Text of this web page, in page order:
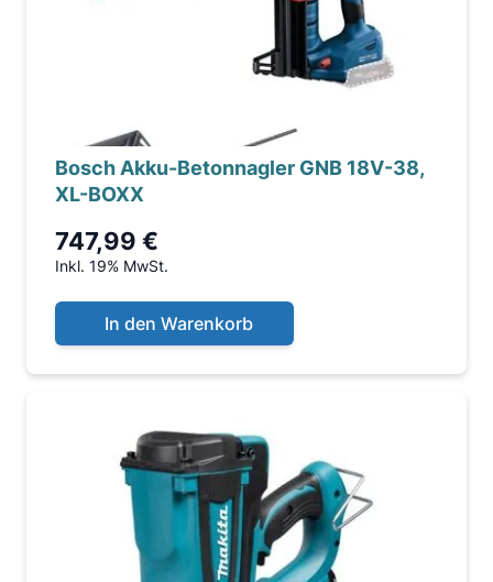
Bosch Akku-Betonnagler GNB 18V-38,
XL-BOXX
747,99 €
Inkl. 19% MwSt.
In den Warenkorb